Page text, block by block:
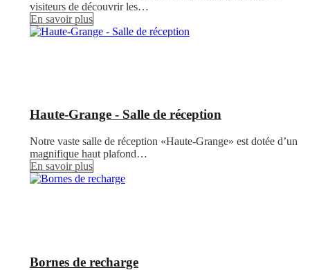
visiteurs de découvrir les…
En savoir plus
Haute-Grange - Salle de réception
Notre vaste salle de réception «Haute-Grange» est dotée d’un
magnifique haut plafond…
En savoir plus
Bornes de recharge